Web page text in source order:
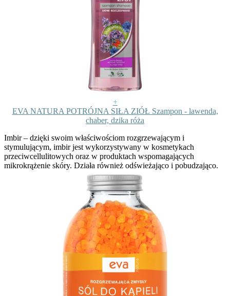
+
EVA NATURA POTRÓJNA SIŁA ZIÓŁ Szampon - lawenda,
chaber, dzika róża
Imbir– dzięki swoim właściwościom rozgrzewającym i
stymulującym, imbir jest wykorzystywany w kosmetykach
przeciwcellulitowych oraz w produktach wspomagających
mikrokrążenie skóry. Działa również odświeżająco i pobudzająco.